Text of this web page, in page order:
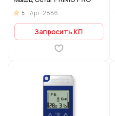
5 Арт.2886
Запросить КП